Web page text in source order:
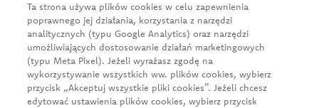
KRS: 0000051098
NIP: 526-020-93-95
Aktualności
O firmie
Ta strona używa plików cookies w celu zapewnienia
poprawnego jej działania, korzystania z narzędzi
analitycznych (typu Google Analytics) oraz narzędzi
umożliwiających dostosowanie działań marketingowych
(typu Meta Pixel). Jeżeli wyrażasz zgodę na
wykorzystywanie wszystkich ww. plików cookies, wybierz
przycisk „Akceptuj wszystkie pliki cookies”. Jeżeli chcesz
edytować ustawienia plików cookies, wybierz przycisk